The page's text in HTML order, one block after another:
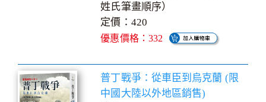
姓氏筆畫順序）
定價：420
優惠價格：332
普丁戰爭：從車臣到烏克蘭 (限
中國大陸以外地區銷售)